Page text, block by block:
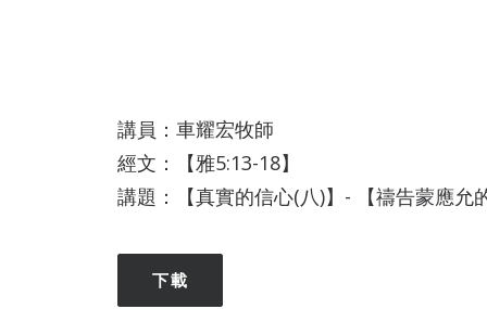
講員：車耀宏牧師
經文：【雅5:13-18】
講題：【真實的信心(八)】- 【禱告蒙應允
下載